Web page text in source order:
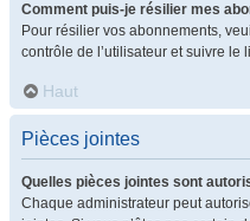
Comment puis-je résilier mes
Pour résilier vos abonnements,
contrôle de l’utilisateur et suivre le
Haut
Pièces jointes
Quelles pièces jointes sont
Chaque administrateur peut